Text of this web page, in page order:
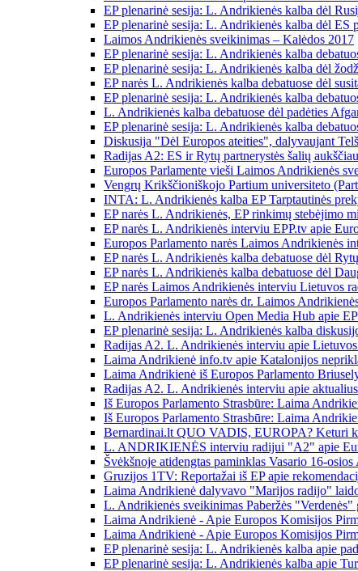
EP plenarinė sesija: L. Andrikienės kalba dėl
EP plenarinė sesija: L. Andrikienės kalba dėl ES
Laimos Andrikienės sveikinimas – Kalėdos 2017
EP plenarinė sesija: L. Andrikienės kalba
EP plenarinė sesija: L. Andrikienės kalba dėl
EP narės L. Andrikienės kalba debatuose dėl
EP plenarinė sesija: L. Andrikienės kalba
L. Andrikienės kalba debatuose dėl padėties
EP plenarinė sesija: L. Andrikienės kalba
Diskusija "Dėl Europos ateities", dalyvaujant
Radijas A2: ES ir Rytų partnerystės šalių
Europos Parlamente vieši Laimos Andrikienės
Vengrų Krikščioniškojo Partium universiteto
INTA: L. Andrikienės kalba EP Tarptautinės
EP narės L. Andrikienės, EP rinkimų stebėjimo
EP narės L. Andrikienės interviu EPP.tv apie
Europos Parlamento narės Laimos Andrikienės
EP narės L. Andrikienės kalba debatuose dėl
EP narės L. Andrikienės kalba debatuose dėl
EP narės Laimos Andrikienės interviu Lietuvos
Europos Parlamento narės dr. Laimos
L. Andrikienės interviu Open Media Hub apie
EP plenarinė sesija: L. Andrikienės kalba
Radijas A2. L. Andrikienės interviu apie
Laima Andrikienė info.tv apie Katalonijos
Laima Andrikienė iš Europos Parlamento
Radijas A2. L. Andrikienės interviu apie
Iš Europos Parlamento Strasbūre: Laima
Iš Europos Parlamento Strasbūre: Laima
Bernardinai.lt QUO VADIS, EUROPA? Keturi
L. ANDRIKIENĖS interviu radijui "A2" apie
Švėkšnoje atidengtas paminklas Vasario 16-
Gruzijos 1TV: Reportažai iš EP apie
Laima Andrikienė dalyvavo "Marijos radijo"
L. Andrikienės sveikinimas Paberžės
Laima Andrikienė - Apie Europos Komisijos
Laima Andrikienė - Apie Europos Komisijos
EP plenarinė sesija: L. Andrikienės kalba apie
EP plenarinė sesija: L. Andrikienės kalba apie